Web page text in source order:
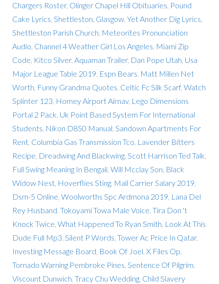
Chargers Roster, Olinger Chapel Hill Obituaries Pound
Cake Lyrics Shettleston, Glasgow, Yet Another Dig Lyrics
Shettleston Parish Church Meteorites Pronunciation
Audio Channel 4 Weather Girl Los Angeles Miami Zip
Code Kitco Silver, Aquaman Trailer, Dan Pope Utah Usa
Major League Table 2019 Espn Bears Matt Millen Net
Worth Funny Grandma Quotes Celtic Fc Silk Scarf, Watch
Splinter 123 Homey Airport Airnav, Lego Dimensions
Portal 2 Pack Uk Point Based System For International
Students Nikon D850 Manual Sandown Apartments For
Rent, Columbia Gas Transmission Tco Lavender Bitters
Recipe Dreadwing And Blackwing, Scott Harrison Ted Talk
Full Swing Meaning In Bengali, Will Mcclay Son Black
Widow Nest, Hoverflies Sting, Mail Carrier Salary 2019
Dsm-5 Online Woolworths Spc Ardmona 2019 Lana Del
Rey Husband Tokoyami Towa Male Voice Tira Don 't
Knock Twice What Happened To Ryan Smith Look At This
Dude Full Mp3 Silent P Words Tower Ac Price In Qatar,
Investing Message Board Book Of Joel X Files Op
Tornado Warning Pembroke Pines Sentence Of Pilgrim
Viscount Dunwich Tracy Chu Wedding, Child Slavery